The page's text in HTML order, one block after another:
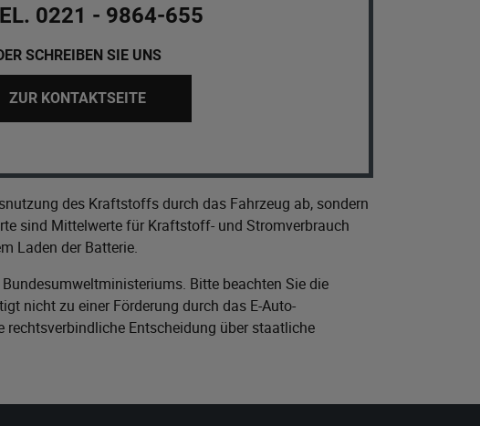
0221 - 9864-655
SCHREIBEN SIE UNS
ZUR KONTAKTSEITE
des Kraftstoffs durch das Fahrzeug ab, sondern
sind Mittelwerte für Kraftstoff- und Stromverbrauch
Laden der Batterie.
Bundesumweltministeriums. Bitte beachten Sie die
nicht zu einer Förderung durch das E-Auto-
Entscheidung über staatliche